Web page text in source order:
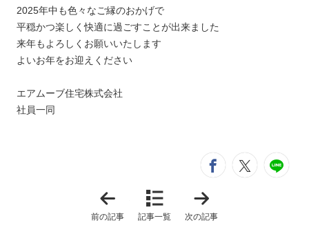
2025年中も色々なご縁のおかげで
平穏かつ楽しく快適に過ごすことが出来ました
来年もよろしくお願いいたします
よいお年をお迎えください
エアムーブ住宅株式会社
社員一同
entry476シ
前の記事 記事一覧 次の記事